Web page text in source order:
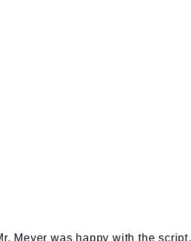
Meyer was happy with the script.